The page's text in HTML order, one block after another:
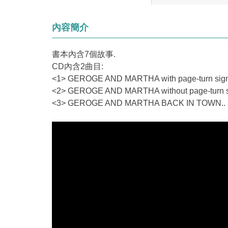
內容簡介
書本內含7個故事.
CD內含2曲目:
<1> GEROGE AND MARTHA with page-turn
<2> GEROGE AND MARTHA without page-turn
<3> GEROGE AND MARTHA BACK IN TOWN..